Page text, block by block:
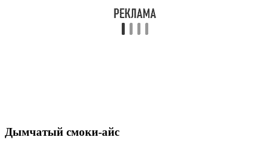
Дымчатый смоки-айс